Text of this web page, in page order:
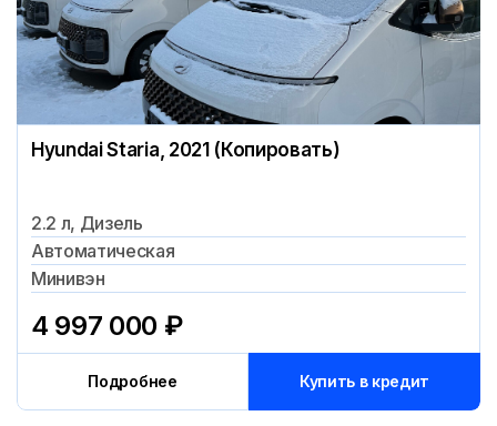
Hyundai Staria, 2021 (Копировать)
2.2 л, Дизель
Автоматическая
Минивэн
4 997 000 ₽
Подробнее Купить в кредит